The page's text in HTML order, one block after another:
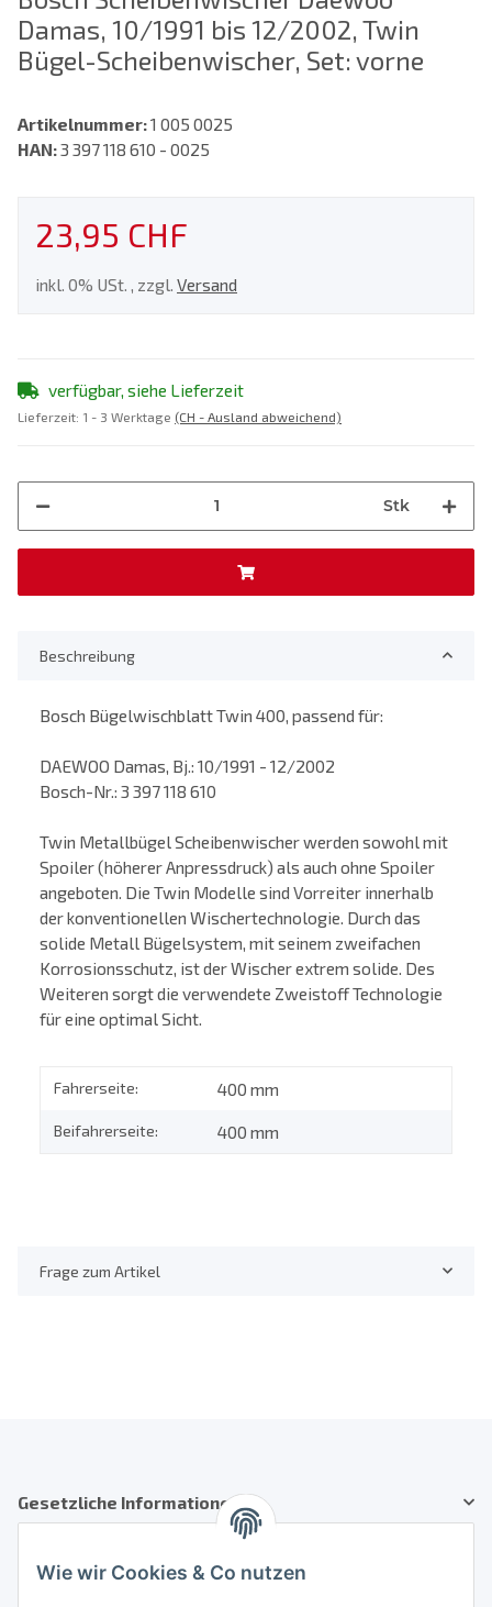
Damas, 10/1991 bis 12/2002, Twin
Bügel-Scheibenwischer, Set: vorne
Artikelnummer:1 005 0025
HAN:3 397 118 610 - 0025
23,95 CHF
inkl. 0% USt. , zzgl. Versand
verfügbar, siehe Lieferzeit
Lieferzeit: 1 - 3 Werktage (CH - Ausland abweichend)
Stk
Beschreibung
Bosch Bügelwischblatt Twin 400, passend für:
DAEWOO Damas, Bj.: 10/1991 - 12/2002
Bosch-Nr.: 3 397 118 610
Twin Metallbügel Scheibenwischer werden sowohl mit
Spoiler (höherer Anpressdruck) als auch ohne Spoiler
angeboten. Die Twin Modelle sind Vorreiter innerhalb
der konventionellen Wischertechnologie. Durch das
solide Metall Bügelsystem, mit seinem zweifachen
Korrosionsschutz, ist der Wischer extrem solide. Des
Weiteren sorgt die verwendete Zweistoff Technologie
für eine optimal Sicht.
Fahrerseite: 400 mm
Beifahrerseite: 400 mm
Frage zum Artikel
Gesetzliche Informationen
Wie wir Cookies & Co nutzen